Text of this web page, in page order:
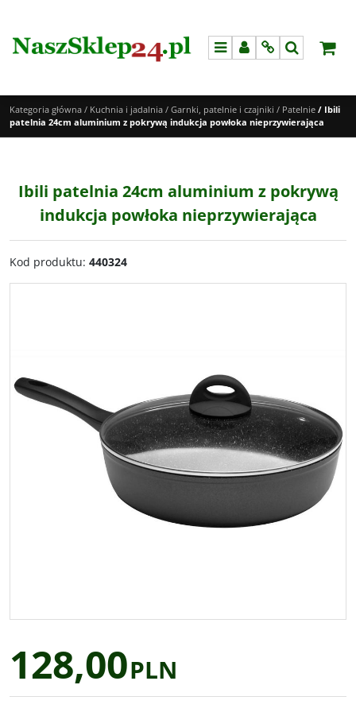
MenuPanelInfoSzukaj
Kategoria główna / Kuchnia i jadalnia / Garnki, patelnie i czajniki / Patelnie / Ibili
patelnia 24cm aluminium z pokrywą indukcja powłoka nieprzywierająca
Ibili patelnia 24cm aluminium z pokrywą
indukcja powłoka nieprzywierająca
Kod produktu: 440324
128,00PLN